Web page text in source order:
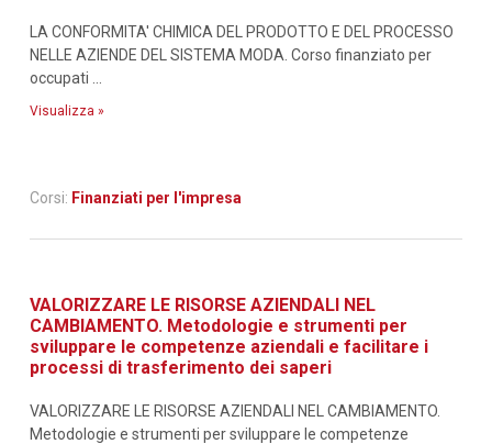
LA CONFORMITA' CHIMICA DEL PRODOTTO E DEL PROCESSO
NELLE AZIENDE DEL SISTEMA MODA. Corso finanziato per
occupati ...
Visualizza »
Corsi: Finanziati per l'impresa
VALORIZZARE LE RISORSE AZIENDALI NEL
CAMBIAMENTO. Metodologie e strumenti per
sviluppare le competenze aziendali e facilitare i
processi di trasferimento dei saperi
VALORIZZARE LE RISORSE AZIENDALI NEL CAMBIAMENTO.
Metodologie e strumenti per sviluppare le competenze